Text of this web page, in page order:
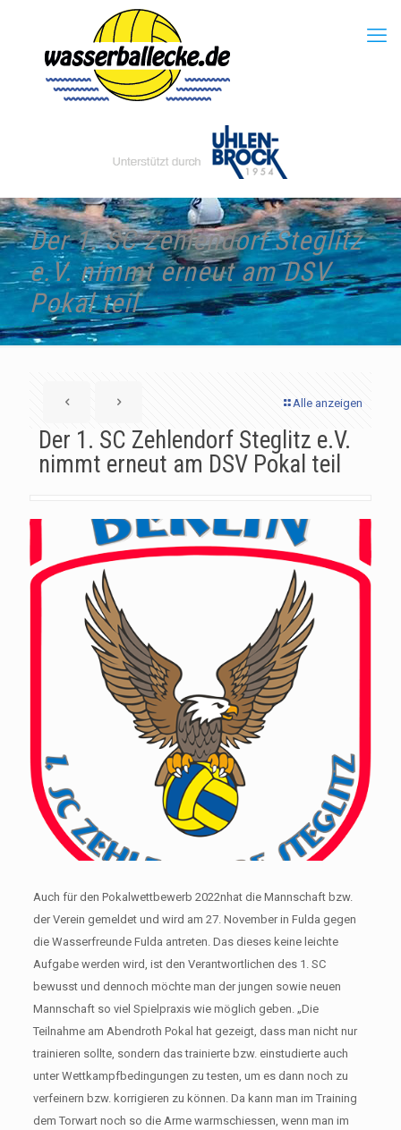
Der 1. SC Zehlendorf Steglitz
e.V. nimmt erneut am DSV
Pokal teil
Alle anzeigen
Der 1. SC Zehlendorf Steglitz e.V.
nimmt erneut am DSV Pokal teil
Auch für den Pokalwettbewerb 2022nhat die Mannschaft bzw.
der Verein gemeldet und wird am 27. November in Fulda gegen
die Wasserfreunde Fulda antreten. Das dieses keine leichte
Aufgabe werden wird, ist den Verantwortlichen des 1. SC
bewusst und dennoch möchte man der jungen sowie neuen
Mannschaft so viel Spielpraxis wie möglich geben. „Die
Teilnahme am Abendroth Pokal hat gezeigt, dass man nicht nur
trainieren sollte, sondern das trainierte bzw. einstudierte auch
unter Wettkampfbedingungen zu testen, um es dann noch zu
verfeinern bzw. korrigieren zu können. Da kann man im Training
dem Torwart noch so die Arme warmschiessen, wenn man im